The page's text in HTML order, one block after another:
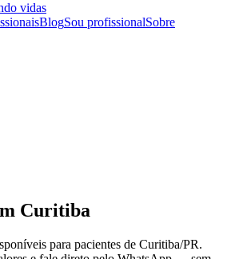
vidas
BlogSou profissionalSobre
Curitiba
para pacientes de Curitiba/PR.